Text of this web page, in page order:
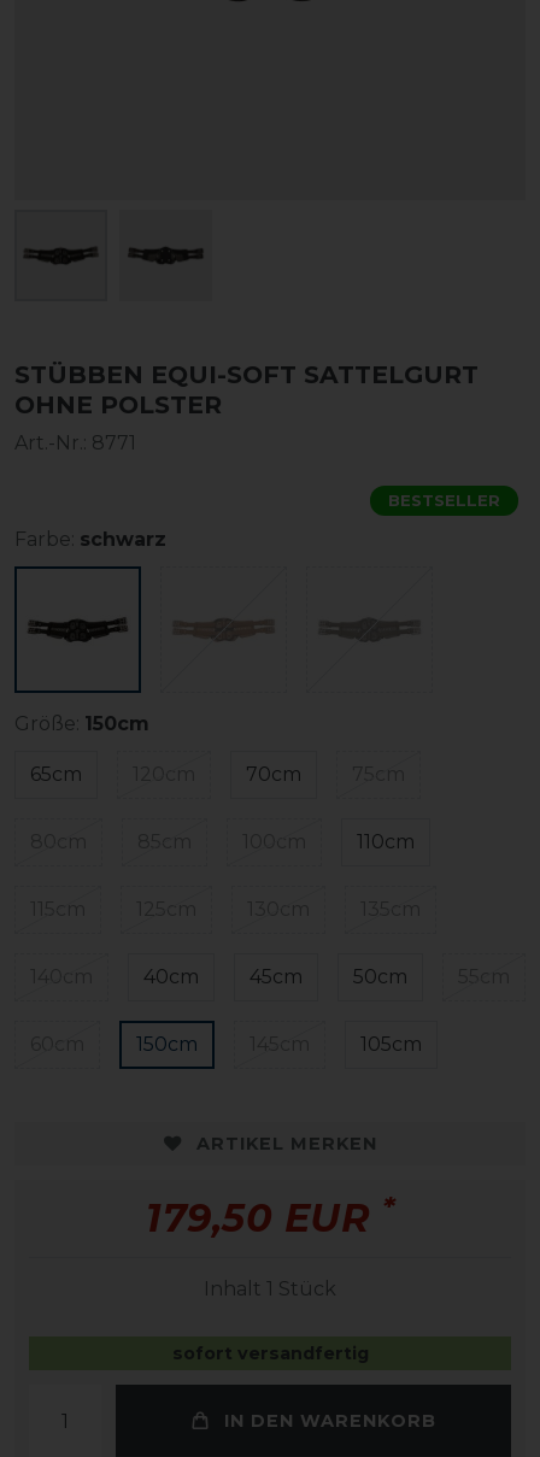
STÜBBEN EQUI-SOFT SATTELGURT
OHNE POLSTER
Art.-Nr.: 8771
BESTSELLER
Farbe: schwarz
Größe: 150cm
65cm 70cm
110cm
40cm 45cm 50cm
150cm 105cm
ARTIKEL MERKEN
179,50 EUR *
Inhalt 1 Stück
sofort versandfertig
IN DEN WARENKORB